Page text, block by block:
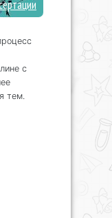
с
тем.